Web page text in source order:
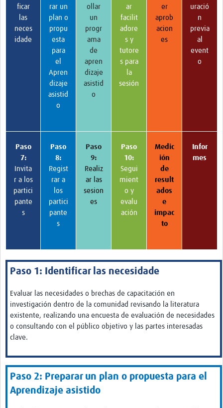
ficar
las
neces
idade
rar un
plan o
propu
esta
para
el
Apren
dizaje
asistid
o
ollar
un
progr
ama
de
apren
dizaje
asistid
o
ar
facilit
adore
s y
tutore
s para
la
sesión
er
aprob
acion
es
uració
n
previa
al
event
o
Paso
7:
Invita
r a los
partici
pante
s
Paso
8:
Regist
rar a
los
partici
pante
s
Paso
9:
Realiz
ar las
sesion
es
Paso
10:
Segui
mient
o y
evalu
ación
Medic
ión
de
result
ados
e
impac
to
Infor
mes
Paso 1: Identificar las necesidade
Evaluar las necesidades o brechas de capacitación en
investigación dentro de la comunidad revisando la literatura
existente, realizando una encuesta de evaluación de necesidades
o consultando con el público objetivo y las partes interesadas
clave.
Paso 2: Preparar un plan o propuesta para el
Aprendizaje asistido